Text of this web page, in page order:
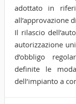
adottato in
all’approvazione
Il rilascio
autorizzazione
d’obbligo
definite le
dell’impianto a